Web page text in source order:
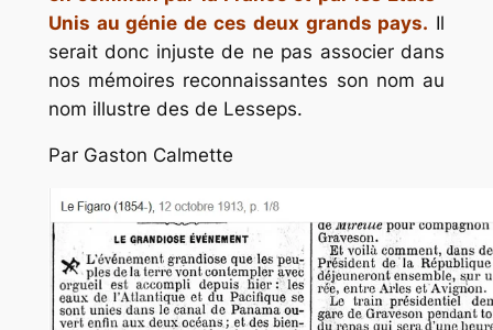
Unis au génie de ces deux grands pays. Il
serait donc injuste de ne pas associer dans
nos mémoires reconnaissantes son nom au
nom illustre des de Lesseps.
Par Gaston Calmette